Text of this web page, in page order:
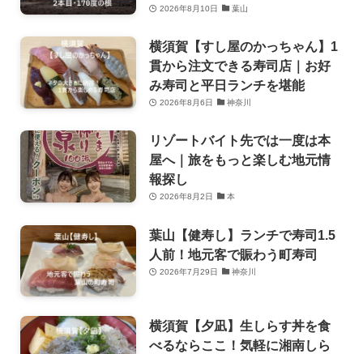
2026年8月10日 葉山
横須賀【すし屋のかっちゃん】1
貫から注文できる寿司店｜お好
み寿司と平日ランチを堪能
2026年8月6日 神奈川
リゾートバイト先では一度は本
屋へ｜旅をもっと楽しむ地元情
報探し
2026年8月2日 本
葉山【健寿し】ランチで寿司1.5
人前！地元客で賑わう町寿司
2026年7月29日 神奈川
横須賀【夕凪】生しらす丼を食
べるならここ！気軽に湘南しら